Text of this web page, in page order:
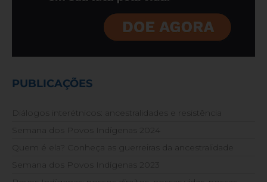
PUBLICAÇÕES
Diálogos interétnicos: ancestralidades e resistência
Semana dos Povos Indígenas 2024
Quem é ela? Conheça as guerreiras da ancestralidade
Semana dos Povos Indígenas 2023